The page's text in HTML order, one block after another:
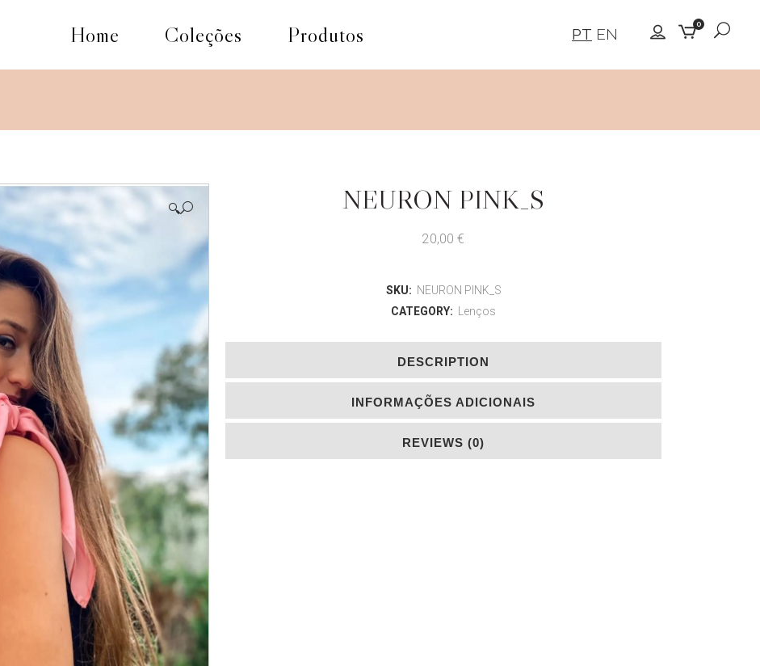
PT EN
0
Home Coleções Produtos
🔍 NEURON PINK_S
20,00€
SKU: NEURON PINK_S
CATEGORY:
Lenços
DESCRIPTION
INFORMAÇÕES ADICIONAIS
REVIEWS (0)